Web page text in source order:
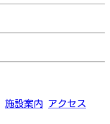
施設案内 アクセス